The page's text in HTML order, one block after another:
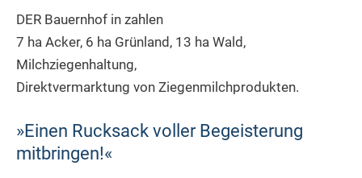
DER Bauernhof in zahlen
7 ha Acker, 6 ha Grünland, 13 ha Wald,
Milchziegenhaltung,
Direktvermarktung von Ziegenmilchprodukten.
»Einen Rucksack voller Begeisterung
mitbringen!«